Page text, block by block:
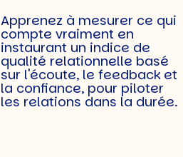
Apprenez à mesurer ce qui
compte vraiment en
instaurant un indice de
qualité relationnelle basé
sur l'écoute, le feedback et
la confiance, pour piloter
les relations dans la durée.